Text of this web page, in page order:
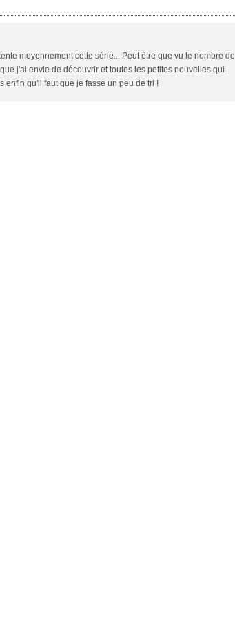
moyennement cette série... Peut être que vu le nombre de
j'ai envie de découvrir et toutes les petites nouvelles qui
enfin qu'il faut que je fasse un peu de tri !